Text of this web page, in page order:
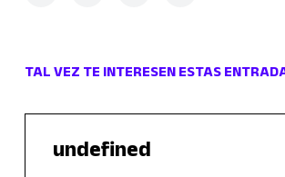
TAL VEZ TE INTERESEN ESTAS
undefined